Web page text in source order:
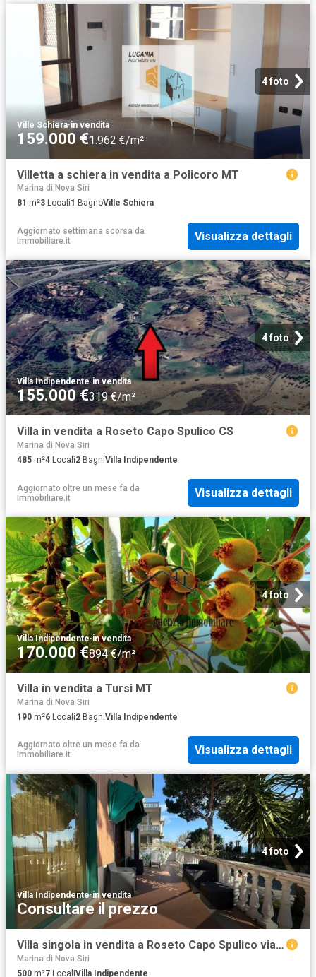
4 foto
Ville Schiera·in vendita
159.000 €1.962 €/m²
Villetta a schiera in vendita a Policoro MT
Marina di Nova Siri
81 m²3 Locali1 BagnoVille Schiera
Aggiornato settimana scorsa da
Immobiliare.it
Visualizza dettagli
4 foto
Villa Indipendente·in vendita
155.000 €319 €/m²
Villa in vendita a Roseto Capo Spulico CS
Marina di Nova Siri
485 m²4 Locali2 BagniVilla Indipendente
Aggiornato oltre un mese fa da
Immobiliare.it
Visualizza dettagli
4 foto
Villa Indipendente·in vendita
170.000 €894 €/m²
Villa in vendita a Tursi MT
Marina di Nova Siri
190 m²6 Locali2 BagniVilla Indipendente
Aggiornato oltre un mese fa da
Immobiliare.it
Visualizza dettagli
4 foto
Villa Indipendente·in vendita
Consultare il prezzo
Villa singola in vendita a Roseto Capo Spulico via Lungomare degli Achei
Marina di Nova Siri
500 m²7 LocaliVilla Indipendente